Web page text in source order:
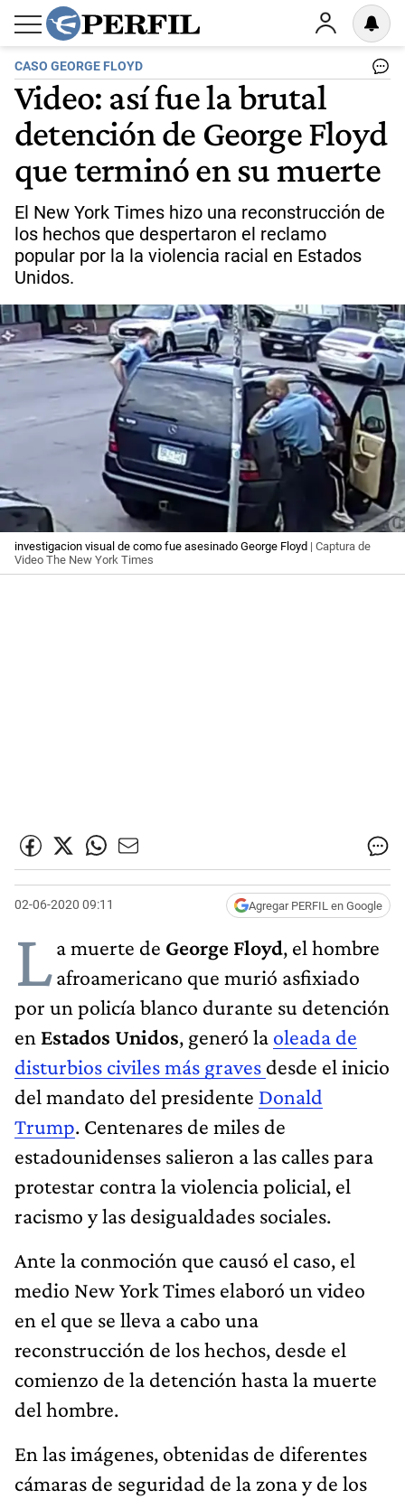
CASO GEORGE FLOYD
Video: así fue la brutal
detención de George Floyd
que terminó en su muerte
El New York Times hizo una reconstrucción de
los hechos que despertaron el reclamo
popular por la la violencia racial en Estados
Unidos.
investigacion visual de como fue asesinado George Floyd | Captura de
Video The New York Times
02-06-2020 09:11 Agregar PERFIL en Google
La muerte de George Floyd, el hombre
afroamericano que murió asfixiado
por un policía blanco durante su detención
en Estados Unidos, generó la oleada de
disturbios civiles más graves desde el inicio
del mandato del presidente Donald
Trump. Centenares de miles de
estadounidenses salieron a las calles para
protestar contra la violencia policial, el
racismo y las desigualdades sociales.
Ante la conmoción que causó el caso, el
medio New York Times elaboró un video
en el que se lleva a cabo una
reconstrucción de los hechos, desde el
comienzo de la detención hasta la muerte
del hombre.
En las imágenes, obtenidas de diferentes
cámaras de seguridad de la zona y de los